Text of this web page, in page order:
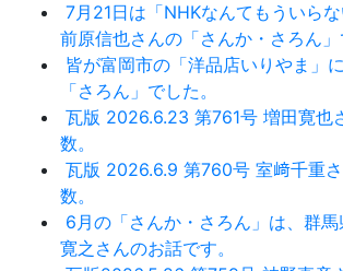
7月21日は「NHKなんてもういらな
前原信也さんの「さんか・さろん」
皆が富岡市の「洋品店いりやま」
「さろん」でした。
瓦版 2026.6.23 第761号 増田寛也
数。
瓦版 2026.6.9 第760号 室﨑千重
数。
6月の「さんか・さろん」は、群
寛之さんのお話です。